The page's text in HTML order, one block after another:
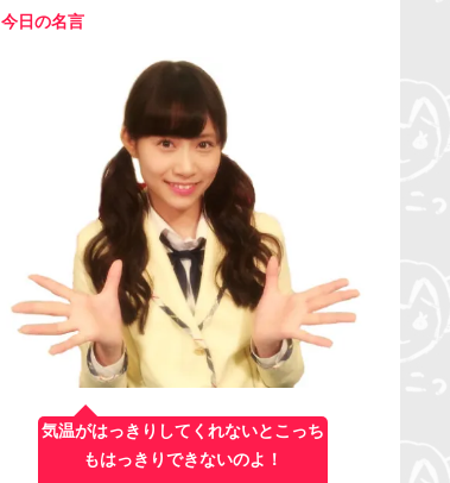
今日の名言
気温がはっきりしてくれないとこっち
もはっきりできないのよ！